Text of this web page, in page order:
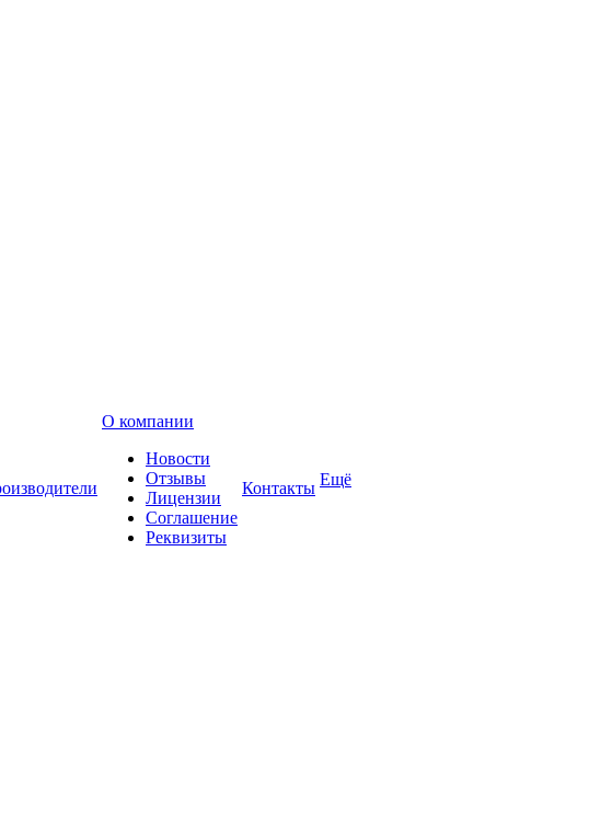
О компании
Новости
Отзывы
Лицензии
Соглашение
Реквизиты
Контакты Ещё